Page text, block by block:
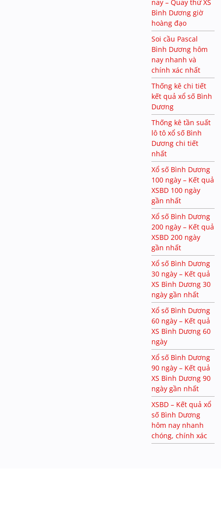
nay – Quay thử XS
Bình Dương giờ
hoàng đạo
Soi cầu Pascal
Bình Dương hôm
nay nhanh và
chính xác nhất
Thống kê chi tiết
kết quả xổ số Bình
Dương
Thống kê tần suất
lô tô xổ số Bình
Dương chi tiết
nhất
Xổ số Bình Dương
100 ngày – Kết quả
XSBD 100 ngày
gần nhất
Xổ số Bình Dương
200 ngày – Kết quả
XSBD 200 ngày
gần nhất
Xổ số Bình Dương
30 ngày – Kết quả
XS Bình Dương 30
ngày gần nhất
Xổ số Bình Dương
60 ngày – Kết quả
XS Bình Dương 60
ngày
Xổ số Bình Dương
90 ngày – Kết quả
XS Bình Dương 90
ngày gần nhất
XSBD – Kết quả xổ
số Bình Dương
hôm nay nhanh
chóng, chính xác